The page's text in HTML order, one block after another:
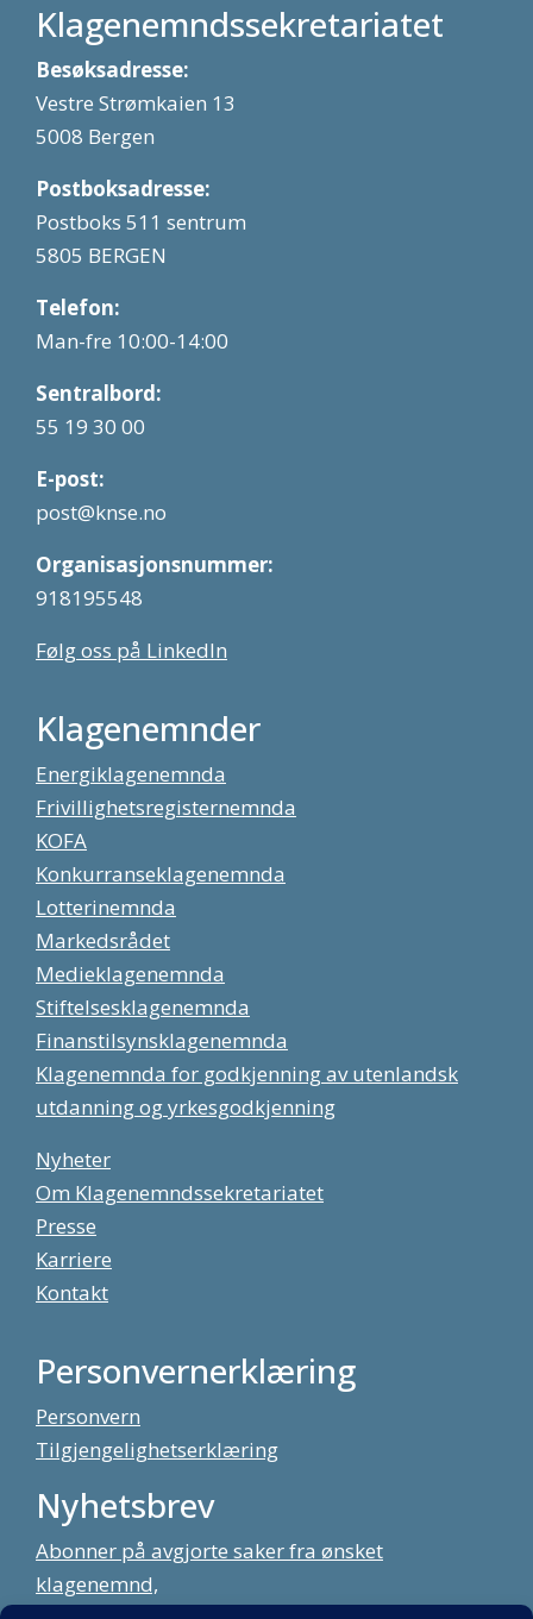
Klagenemndssekretariatet
Besøksadresse:
Vestre Strømkaien 13
5008 Bergen
Postboksadresse:
Postboks 511 sentrum
5805 BERGEN
Telefon:
Man-fre 10:00-14:00
Sentralbord:
55 19 30 00
E-post:
post@knse.no
Organisasjonsnummer:
918195548
Følg oss på LinkedIn
Klagenemnder
Energiklagenemnda
Frivillighetsregisternemnda
KOFA
Konkurranseklagenemnda
Lotterinemnda
Markedsrådet
Medieklagenemnda
Stiftelsesklagenemnda
Finanstilsynsklagenemnda
Klagenemnda for godkjenning av utenlandsk
utdanning og yrkesgodkjenning
Nyheter
Om Klagenemndssekretariatet
Presse
Karriere
Kontakt
Personvernerklæring
Personvern
Tilgjengelighetserklæring
Nyhetsbrev
Abonner på avgjorte saker fra ønsket
klagenemnd,